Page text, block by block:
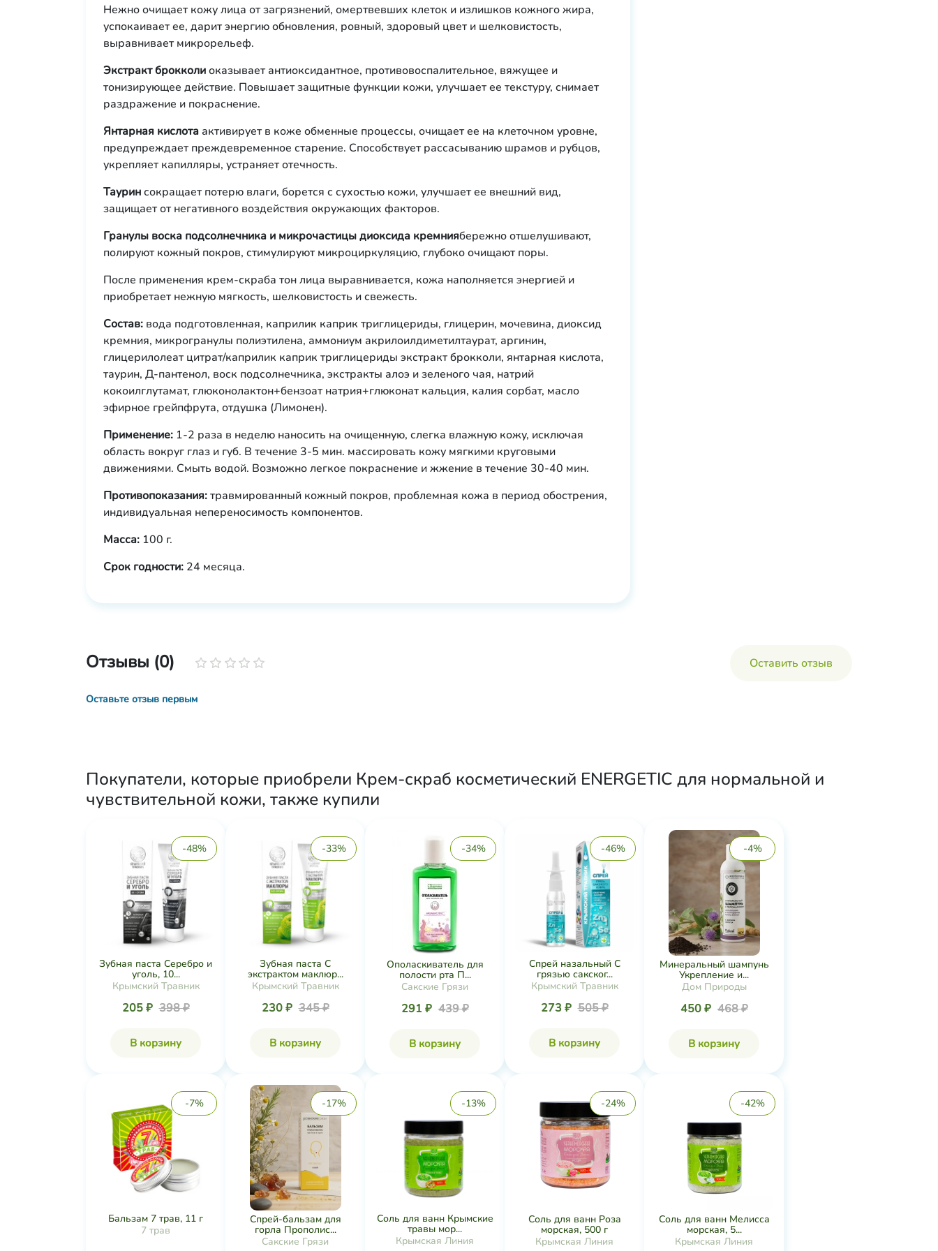
Нежно очищает кожу лица от загрязнений, омертвевших клеток и излишков кожного жира,
успокаивает ее, дарит энергию обновления, ровный, здоровый цвет и шелковистость,
выравнивает микрорельеф.
Экстракт брокколиоказывает антиоксидантное, противовоспалительное, вяжущее и
тонизирующее действие. Повышает защитные функции кожи, улучшает ее текстуру, снимает
раздражение и покраснение.
Янтарная кислота активирует в коже обменные процессы, очищает ее на клеточном уровне,
предупреждает преждевременное старение. Способствует рассасыванию шрамов и рубцов,
укрепляет капилляры, устраняет отечность.
Тауринсокращает потерю влаги, борется с сухостью кожи, улучшает ее внешний вид,
защищает от негативного воздействия окружающих факторов.
Гранулы воска подсолнечника и микрочастицы диоксида кремниябережно отшелушивают,
полируют кожный покров, стимулируют микроциркуляцию, глубоко очищают поры.
После применения крем-скраба тон лица выравнивается, кожа наполняется энергией и
приобретает нежную мягкость, шелковистость и свежесть.
Состав: вода подготовленная, каприлик каприк триглицериды, глицерин, мочевина, диоксид
кремния, микрогранулы полиэтилена, аммониум акрилоилдиметилтаурат, аргинин,
глицерилолеат цитрат/каприлик каприк триглицериды экстракт брокколи, янтарная кислота,
таурин, Д-пантенол, воск подсолнечника, экстракты алоэ и зеленого чая, натрий
кокоилглутамат, глюконолактон+бензоат натрия+глюконат кальция, калия сорбат, масло
эфирное грейпфрута, отдушка (Лимонен).
Применение: 1-2 раза в неделю наносить на очищенную, слегка влажную кожу, исключая
область вокруг глаз и губ. В течение 3-5 мин. массировать кожу мягкими круговыми
движениями. Смыть водой. Возможно легкое покраснение и жжение в течение 30-40 мин.
Противопоказания:травмированный кожный покров, проблемная кожа в период обострения,
индивидуальная непереносимость компонентов.
Масса: 100 г.
Срок годности: 24 месяца.
Отзывы (0) Оставить отзыв
Оставьте отзыв первым
Покупатели, которые приобрели Крем-скраб косметический ENERGETIC для нормальной и
чувствительной кожи, также купили
-48%
Зубная паста Серебро и
уголь, 10...
Крымский Травник
205 ₽ 398 ₽
В корзину
-33%
Зубная паста С
экстрактом маклюр...
Крымский Травник
230 ₽ 345 ₽
В корзину
-34%
Ополаскиватель для
полости рта П...
Сакские Грязи
291 ₽ 439 ₽
В корзину
-46%
Спрей назальный С
грязью сакског...
Крымский Травник
273 ₽ 505 ₽
В корзину
-4%
Минеральный шампунь
Укрепление и...
Дом Природы
450 ₽ 468 ₽
В корзину
-7%
Бальзам 7 трав, 11 г
7 трав
-17%
Спрей-бальзам для
горла Прополис...
Сакские Грязи
-13%
Соль для ванн Крымские
травы мор...
Крымская Линия
-24%
Соль для ванн Роза
морская, 500 г
Крымская Линия
-42%
Соль для ванн Мелисса
морская, 5...
Крымская Линия